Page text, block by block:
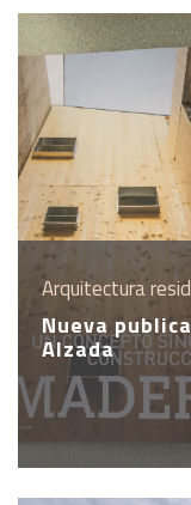
Arquitectura
Nueva
Alzada